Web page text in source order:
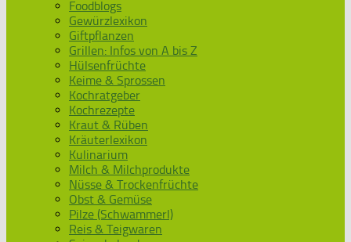
Foodblogs
Gewürzlexikon
Giftpflanzen
Grillen: Infos von A bis Z
Hülsenfrüchte
Keime & Sprossen
Kochratgeber
Kochrezepte
Kraut & Rüben
Kräuterlexikon
Kulinarium
Milch & Milchprodukte
Nüsse & Trockenfrüchte
Obst & Gemüse
Pilze (Schwammerl)
Reis & Teigwaren